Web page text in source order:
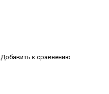
Добавить к сравнению